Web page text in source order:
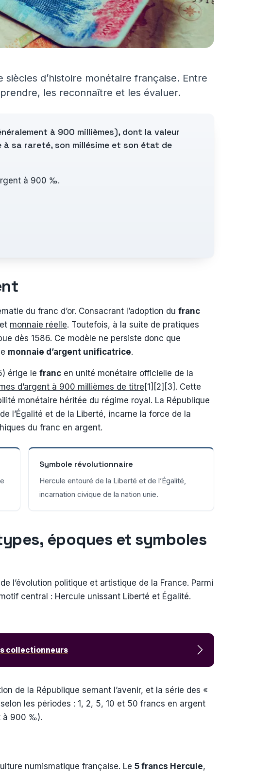
d’histoire monétaire française. Entre
les reconnaître et les évaluer.
à 900 millièmes), dont la valeur
à sa rareté, son millésime et son état de
à 900 ‰.
du franc d’or. Consacrant l’adoption du franc
et monnaie réelle. Toutefois, à la suite de pratiques
dès 1586. Ce modèle ne persiste donc que
monnaie d’argent unificatrice.
érige le franc en unité monétaire officielle de la
d’argent à 900 millièmes de titre[1][2][3]. Cette
monétaire héritée du régime royal. La République
l’Égalité et de la Liberté, incarne la force de la
du franc en argent.
Symbole révolutionnaire
Hercule entouré de la Liberté et de l’Égalité,
incarnation civique de la nation unie.
époques et symboles
l’évolution politique et artistique de la France. Parmi
central : Hercule unissant Liberté et Égalité.
collectionneurs
de la République semant l’avenir, et la série des «
les périodes : 1, 2, 5, 10 et 50 francs en argent
à 900 ‰).
numismatique française. Le 5 francs Hercule,